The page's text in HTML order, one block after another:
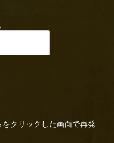
クリックした画面で再発